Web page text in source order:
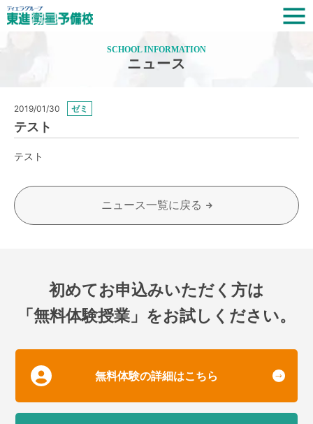
SCHOOL INFORMATION
ニュース
2019/01/30 ゼミ
テスト
テスト
ニュース一覧に戻る
初めてお申込みいただく方は
「無料体験授業」をお試しください。
無料体験の詳細はこちら